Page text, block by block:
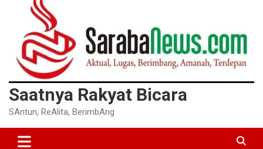
Saatnya Rakyat Bicara
SAntun, ReAlita, BerimbAng